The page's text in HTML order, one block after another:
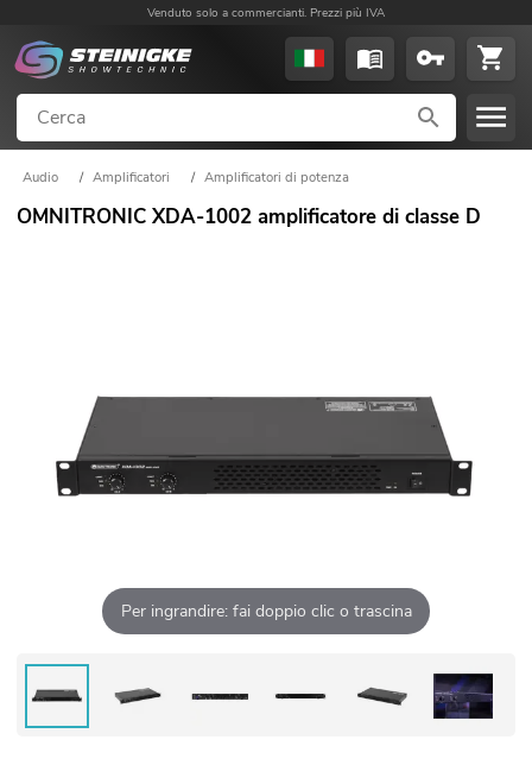
Venduto solo a commercianti. Prezzi più IVA
Audio / Amplificatori / Amplificatori di potenza
OMNITRONIC XDA-1002 amplificatore di classe D
Per ingrandire: fai doppio clic o trascina